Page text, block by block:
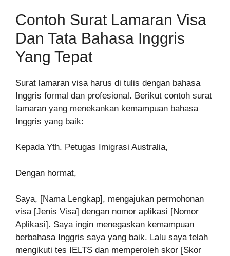
Contoh Surat Lamaran Visa
Dan Tata Bahasa Inggris
Yang Tepat
Surat lamaran visa harus di tulis dengan bahasa
Inggris formal dan profesional. Berikut contoh surat
lamaran yang menekankan kemampuan bahasa
Inggris yang baik:
Kepada Yth. Petugas Imigrasi Australia,
Dengan hormat,
Saya, [Nama Lengkap], mengajukan permohonan
visa [Jenis Visa] dengan nomor aplikasi [Nomor
Aplikasi]. Saya ingin menegaskan kemampuan
berbahasa Inggris saya yang baik. Lalu saya telah
mengikuti tes IELTS dan memperoleh skor [Skor